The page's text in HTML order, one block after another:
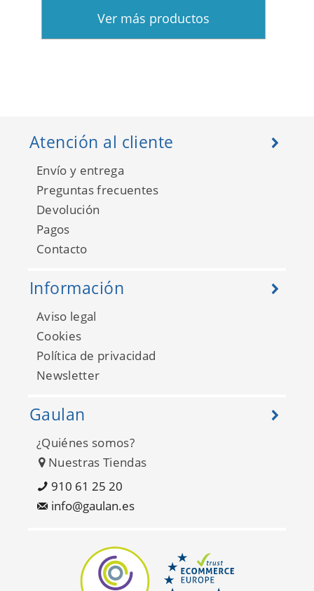
Ver más productos
Atención al cliente
Envío y entrega
Preguntas frecuentes
Devolución
Pagos
Contacto
Información
Aviso legal
Cookies
Política de privacidad
Newsletter
Gaulan
¿Quiénes somos?
Nuestras Tiendas
910 61 25 20
info@gaulan.es